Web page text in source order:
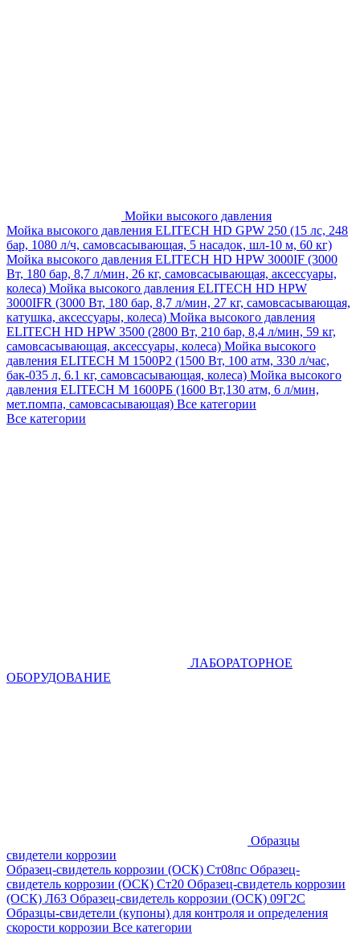
Мойки высокого давления
Мойка высокого давления ELITECH HD GPW 250 (15 лс, 248
бар, 1080 л/ч, самовсасывающая, 5 насадок, шл-10 м, 60 кг)
Мойка высокого давления ELITECH HD HPW 3000IF (3000
Вт, 180 бар, 8,7 л/мин, 26 кг, самовсасывающая, аксессуары,
колеса) Мойка высокого давления ELITECH HD HPW
3000IFR (3000 Вт, 180 бар, 8,7 л/мин, 27 кг, самовсасывающая,
катушка, аксессуары, колеса) Мойка высокого давления
ELITECH HD HPW 3500 (2800 Вт, 210 бар, 8,4 л/мин, 59 кг,
самовсасывающая, аксессуары, колеса) Мойка высокого
давления ELITECH M 1500P2 (1500 Вт, 100 атм, 330 л/час,
бак-035 л, 6.1 кг, самовсасывающая, колеса) Мойка высокого
давления ELITECH М 1600РБ (1600 Вт,130 атм, 6 л/мин,
мет.помпа, самовсасывающая) Все категории
Все категории
ЛАБОРАТОРНОЕ
ОБОРУДОВАНИЕ
Образцы
свидетели коррозии
Образец-свидетель коррозии (ОСК) Ст08пс Образец-
свидетель коррозии (ОСК) Ст20 Образец-свидетель коррозии
(ОСК) Л63 Образец-свидетель коррозии (ОСК) 09Г2С
Образцы-свидетели (купоны) для контроля и определения
скорости коррозии Все категории